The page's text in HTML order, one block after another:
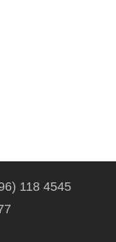
118 4545